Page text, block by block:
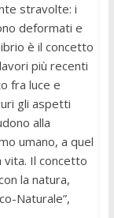
stravolte: i
deformati e
è il concetto
più recenti
fra luce e
gli aspetti
alla
umano, a quel
vita. Il concetto
la natura,
Naturale”,